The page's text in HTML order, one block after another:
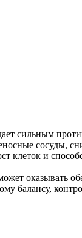
сосуды,
клеток и
оказывать
балансу,